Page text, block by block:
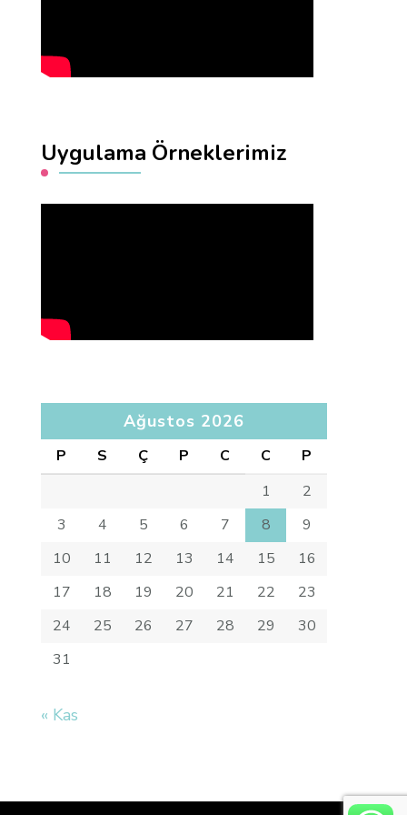
Uygulama Örneklerimiz
Ağustos 2026
P S Ç P C C
P
1
2
3
4 5 6 7 8
9
10
11 12 13 14 15
16
17
18 19 20 21 22
23
24
25 26 27 28 29
30
31
« Kas